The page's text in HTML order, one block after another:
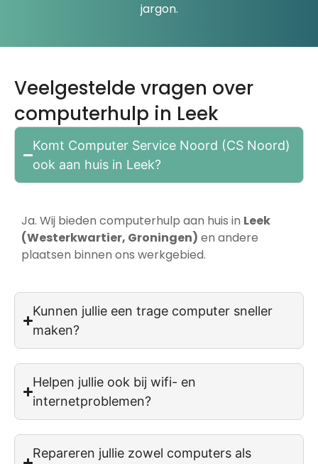
jargon.
Veelgestelde vragen over
computerhulp in Leek
Komt Computer Service Noord (CS Noord)
ook aan huis in Leek?
Ja. Wij bieden computerhulp aan huis in Leek
(Westerkwartier, Groningen) en andere
plaatsen binnen ons werkgebied.
Kunnen jullie een trage computer sneller
maken?
Helpen jullie ook bij wifi- en
internetproblemen?
Repareren jullie zowel computers als